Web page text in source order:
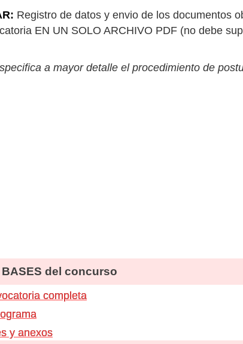
Registro de datos y envio de los documentos
EN UN SOLO ARCHIVO PDF (no debe
a mayor detalle el procedimiento de
BASES del concurso
completa
y anexos